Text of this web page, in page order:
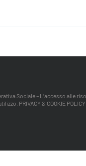
Sociale – L’accesso alle
PRIVACY & COOKIE POLICY